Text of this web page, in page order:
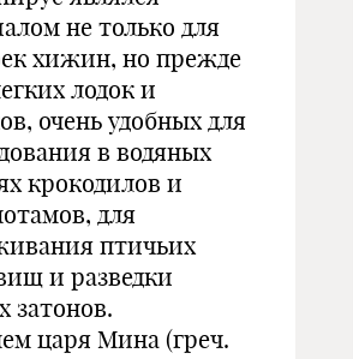
не только для
хижин, но прежде
лодок и
очень удобных для
в водяных
крокодилов и
для
птичьих
и разведки
затонов.
царя Мина (греч.